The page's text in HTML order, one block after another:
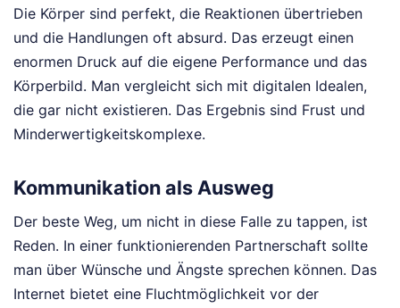
Die Körper sind perfekt, die Reaktionen übertrieben
und die Handlungen oft absurd. Das erzeugt einen
enormen Druck auf die eigene Performance und das
Körperbild. Man vergleicht sich mit digitalen Idealen,
die gar nicht existieren. Das Ergebnis sind Frust und
Minderwertigkeitskomplexe.
Kommunikation als Ausweg
Der beste Weg, um nicht in diese Falle zu tappen, ist
Reden. In einer funktionierenden Partnerschaft sollte
man über Wünsche und Ängste sprechen können. Das
Internet bietet eine Fluchtmöglichkeit vor der